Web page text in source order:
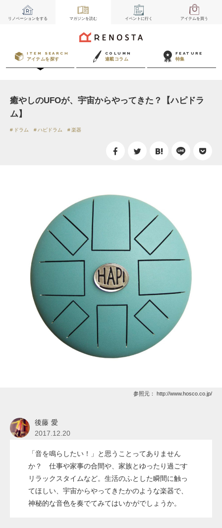
リノベーションをする マガジンを読む イベント に行く アイテムを買う
ITEM SEARCH
アイテムを探す
COLUMN
連載コラム
FEATURE
特集
癒やしのUFOが、宇宙からやってきた？【ハピドラ
ム】
ドラム ハピドラム 楽器
参照元： http://www.hosco.co.jp/
後藤 愛
2017.12.20
「音を鳴らしたい！」と思うことってありません
か？ 仕事や家事の合間や、家族とゆったり過ごす
リラックスタイムなど。生活のふとした瞬間に触っ
てほしい、宇宙からやってきたかのような楽器で、
神秘的な音色を奏でてみてはいかがでしょうか。